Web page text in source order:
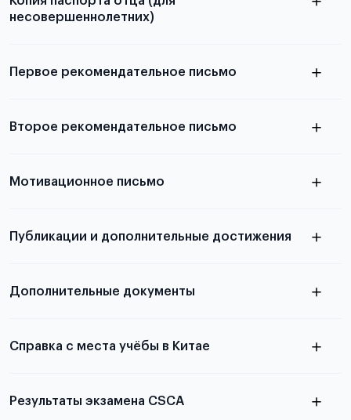
несовершеннолетних)
выезда
Первое рекомендательное письмо
письма
Второе рекомендательное письмо
письма
Мотивационное письмо
статье
Публикации и дополнительные достижения
Дополнительные документы
Справка с места учёбы в Китае
Результаты экзамена CSCA